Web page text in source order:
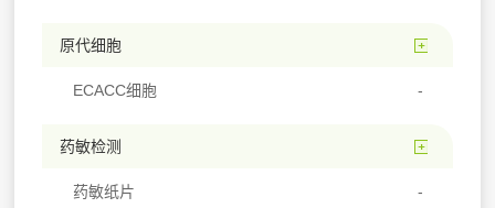
原代细胞
ECACC细胞
药敏检测
药敏纸片